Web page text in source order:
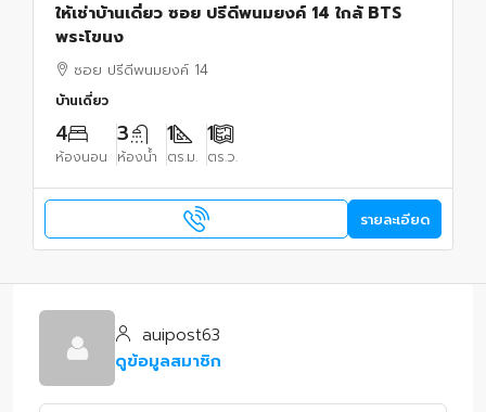
ให้เช่าบ้านเดี่ยว ซอย ปรีดีพนมยงค์ 14 ใกล้ BTS
พระโขนง
ซอย ปรีดีพนมยงค์ 14
บ้านเดี่ยว
4
ห้องนอน
3
ห้องน้ำ
1
ตร.ม.
1
ตร.ว.
รายละเอียด
auipost63
ดูข้อมูลสมาชิก